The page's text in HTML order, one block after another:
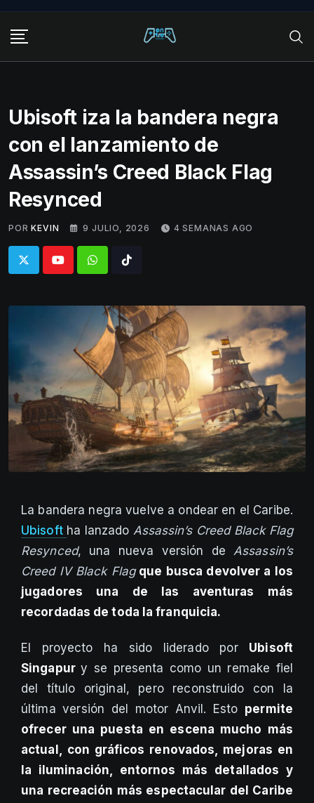
content
Ubisoft iza la bandera negra
con el lanzamiento de
Assassin’s Creed Black Flag
Resynced
POR KEVIN 9 JULIO, 2026 4 SEMANAS AGO
WhatsappTiktok
La bandera negra vuelve a ondear en el Caribe.
Ubisoft ha lanzado Assassin’s Creed Black Flag
Resynced, una nueva versión de Assassin’s
Creed IV Black Flagque busca devolver a los
jugadores una de las aventuras más
recordadas de toda la franquicia.
El proyecto ha sido liderado por Ubisoft
Singapury se presenta como un remake fiel
del título original, pero reconstruido con la
última versión del motor Anvil. Esto permite
ofrecer una puesta en escena mucho más
actual, con gráficos renovados, mejoras en
la iluminación, entornos más detallados y
una recreación más espectacular del Caribe